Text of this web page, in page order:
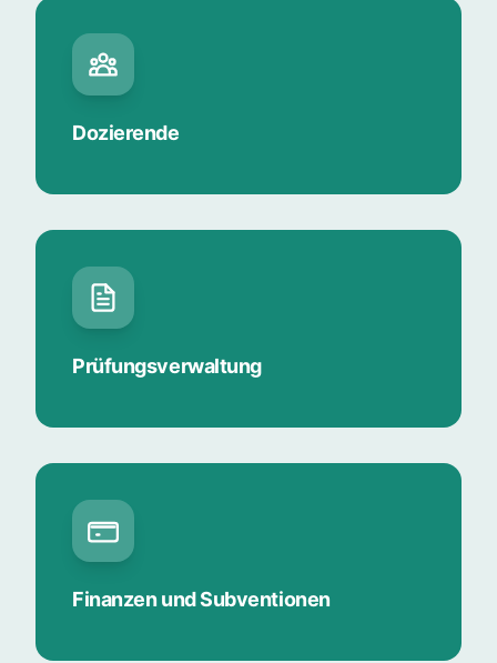
Dozierende
Prüfungsverwaltung
Finanzen und Subventionen